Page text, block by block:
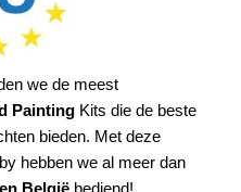
we de meest
Painting Kits die de beste
bieden. Met deze
hebben we al meer dan
België bediend!